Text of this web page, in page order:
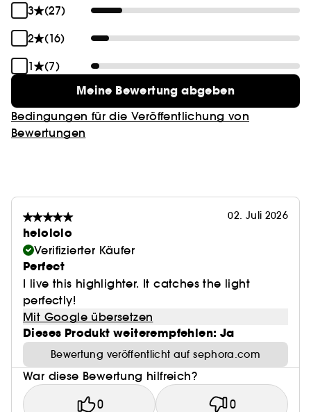
3
(27)
2
(16)
1
(7)
Meine Bewertung abgeben
Bedingungen für die Veröffentlichung von
Bewertungen
02. Juli 2026
helololo
Verifizierter Käufer
Perfect
I live this highlighter. It catches the light
perfectly!
Mit Google übersetzen
Dieses Produkt weiterempfehlen: Ja
Bewertung veröffentlicht auf sephora.com
War diese Bewertung hilfreich?
0 0